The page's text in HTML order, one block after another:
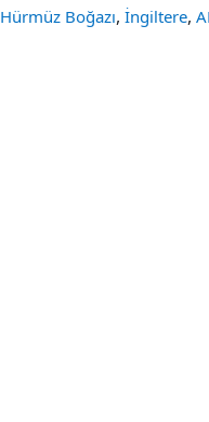
Hürmüz Boğazı, İngiltere,